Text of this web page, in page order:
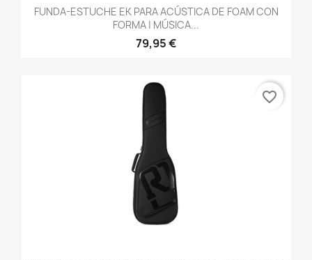
FUNDA-ESTUCHE EK PARA ACÚSTICA DE FOAM CON
FORMA | MÚSICA...
79,95 €
favorite_border